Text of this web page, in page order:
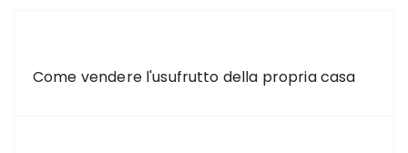
Come vendere l'usufrutto della propria casa